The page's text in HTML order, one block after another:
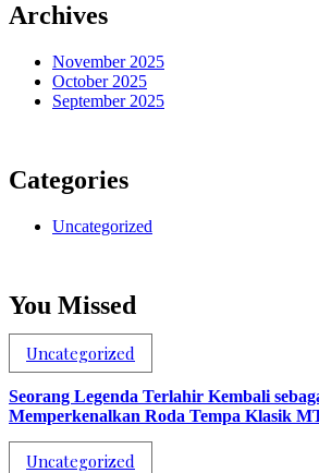
Archives
November 2025
October 2025
September 2025
Categories
Uncategorized
You Missed
Uncategorized
Seorang Legenda Terlahir Kembali
Memperkenalkan Roda Tempa Klasik
Uncategorized